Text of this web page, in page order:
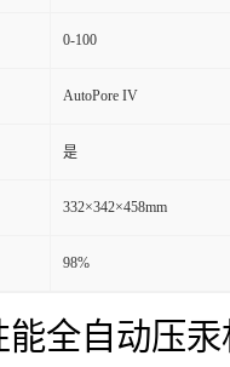
0-100
AutoPore IV
是
332×342×458mm
98%
能全自动压